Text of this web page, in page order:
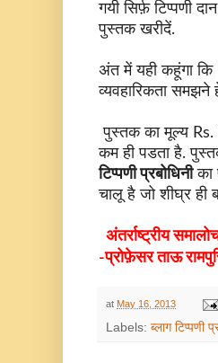
गयी सिर्फ़ टिप्पणी
पुस्तक खरीदें.
अंत में यही कहूंगा
व्यवहारिकता समझने
पुस्तक का मूल्य
कम ही पडता है.
टिप्पणी प्रबोधिनी का
चालू है जो शीघ्र ही
अंतर्राष्ट्रीय
-प्रोफ़ेसर ताऊ
at May 16, 2013
Labels: ब्लाग टिप्पणी